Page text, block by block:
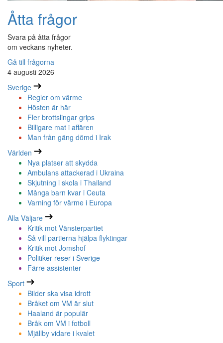
Åtta frågor
Svara på åtta frågor
om veckans nyheter.
Gå till frågorna
4 augusti 2026
Sverige
Regler om värme
Hösten är här
Fler brottslingar grips
Billigare mat i affären
Man från gäng dömd i Irak
Världen
Nya platser att skydda
Ambulans attackerad i Ukraina
Skjutning i skola i Thailand
Många barn kvar i Ceuta
Varning för värme i Europa
Alla Väljare
Kritik mot Vänsterpartiet
Så vill partierna hjälpa flyktingar
Kritik mot Jomshof
Politiker reser i Sverige
Färre assistenter
Sport
Bilder ska visa idrott
Bråket om VM är slut
Haaland är populär
Bråk om VM i fotboll
Mjällby vidare i kvalet